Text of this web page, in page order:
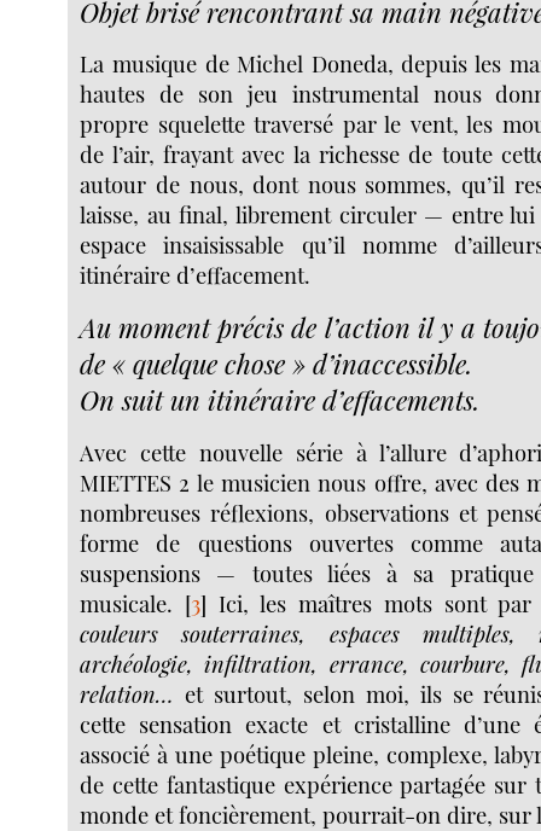
Objet brisé rencontrant sa main
La musique de Michel Doneda, depuis les
hautes de son jeu instrumental nous
propre squelette traversé par le vent, les
de l’air, frayant avec la richesse de toute
autour de nous, dont nous sommes, qu’il
laisse, au final, librement circuler — entre
espace insaisissable qu’il nomme
itinéraire d’effacement.
Au moment précis de l’action il y a
de « quelque chose » d’inaccessible.
On suit un itinéraire d’effacements.
Avec cette nouvelle série à l’allure
MIETTES 2 le musicien nous offre, avec des
nombreuses réflexions, observations et
forme de questions ouvertes comme
suspensions — toutes liées à sa pratique
musicale. [3] Ici, les maîtres mots sont
couleurs souterraines, espaces multiples,
archéologie, infiltration, errance, courbure,
relation…et surtout, selon moi, ils se
cette sensation exacte et cristalline
associé à une poétique pleine, complexe,
de cette fantastique expérience partagée sur
monde et foncièrement, pourrait-on dire, sur